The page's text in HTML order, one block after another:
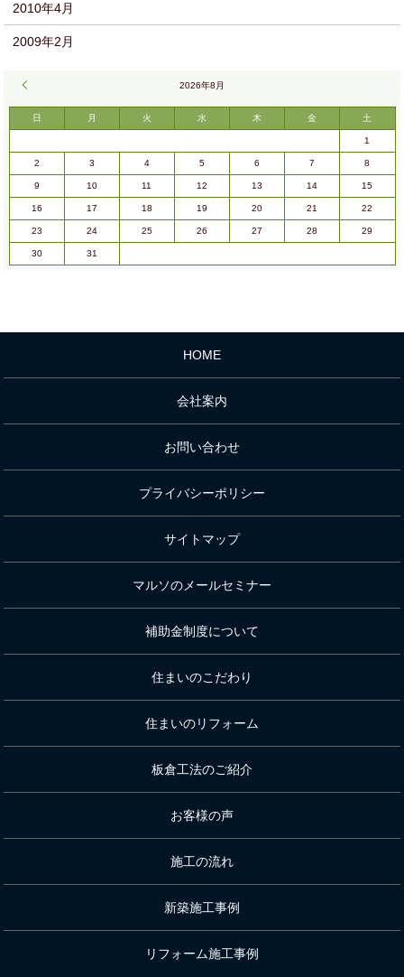
2010年4月
2009年2月
2026年8月
日 月 火 水 木 金 土
1
2 3 4 5 6 7 8
9 10 11 12 13 14 15
16 17 18 19 20 21 22
23 24 25 26 27 28 29
30 31
HOME
会社案内
お問い合わせ
プライバシーポリシー
サイトマップ
マルソのメールセミナー
補助金制度について
住まいのこだわり
住まいのリフォーム
板倉工法のご紹介
お客様の声
施工の流れ
新築施工事例
リフォーム施工事例